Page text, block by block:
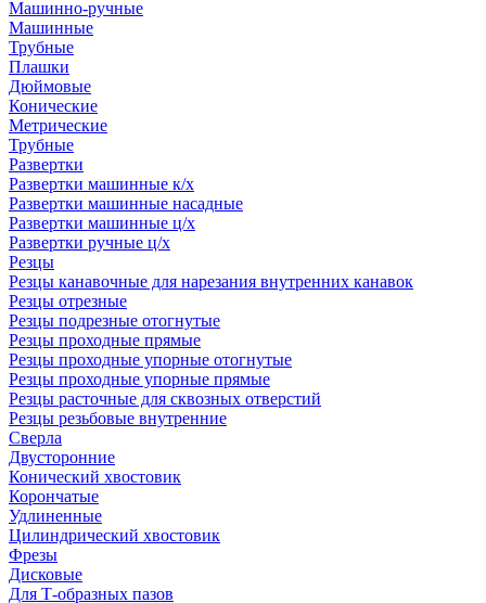
Машинно-ручные
Машинные
Трубные
Плашки
Дюймовые
Конические
Метрические
Трубные
Развертки
Развертки машинные к/х
Развертки машинные насадные
Развертки машинные ц/х
Развертки ручные ц/х
Резцы
Резцы канавочные для нарезания внутренних канавок
Резцы отрезные
Резцы подрезные отогнутые
Резцы проходные прямые
Резцы проходные упорные отогнутые
Резцы проходные упорные прямые
Резцы расточные для сквозных отверстий
Резцы резьбовые внутренние
Сверла
Двусторонние
Конический хвостовик
Корончатые
Удлиненные
Цилиндрический хвостовик
Фрезы
Дисковые
Для Т-образных пазов